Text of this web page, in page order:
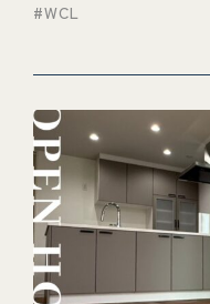
WCL